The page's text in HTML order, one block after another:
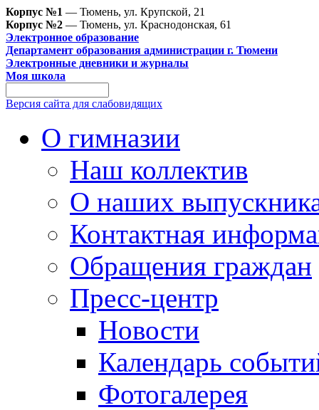
Корпус №1 — Тюмень, ул. Крупской, 21
Корпус №2 — Тюмень, ул. Краснодонская, 61
Электронное образование
Департамент образования администрации г. Тюмени
Электронные дневники и журналы
Моя школа
Версия сайта для слабовидящих
О гимназии
Наш коллектив
О наших
Контактная
Обращения граждан
Пресс-центр
Новости
Календарь
Фотогалерея